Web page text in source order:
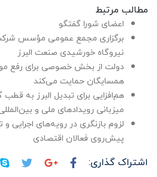
مطالب مرتبط
اعضای شورا گفتگو
برگزاری مجمع عمومی مؤسس
نیروگاه خورشیدی صنعت البرز
دولت از بخش خصوصی برای رفع
همسایگان حمایت می‌کند
هم‌افزایی برای تبدیل البرز به
میزبانی رویدادهای ملی و
لزوم بازنگری در رویه‌های اجرایی
پیش‌روی فعالان اقتصادی
اشتراک گذاری: